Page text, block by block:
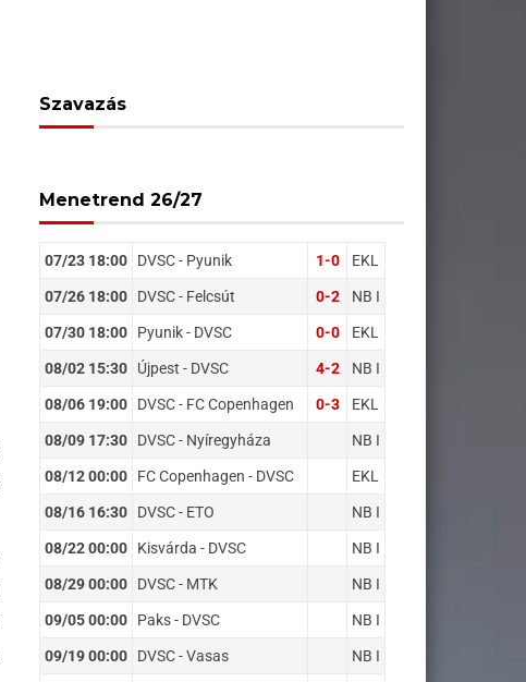
Szavazás
Menetrend 26/27
07/23 18:00 DVSC - Pyunik 1-0 EKL
07/26 18:00 DVSC - Felcsút 0-2 NB I
07/30 18:00 Pyunik - DVSC 0-0 EKL
08/02 15:30 Újpest - DVSC 4-2 NB I
08/06 19:00 DVSC - FC Copenhagen 0-3 EKL
08/09 17:30 DVSC - Nyíregyháza NB I
08/12 00:00 FC Copenhagen - DVSC EKL
08/16 16:30 DVSC - ETO NB I
08/22 00:00 Kisvárda - DVSC NB I
08/29 00:00 DVSC - MTK NB I
09/05 00:00 Paks - DVSC NB I
09/19 00:00 DVSC - Vasas NB I